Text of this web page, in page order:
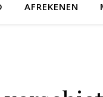
AFREKENEN